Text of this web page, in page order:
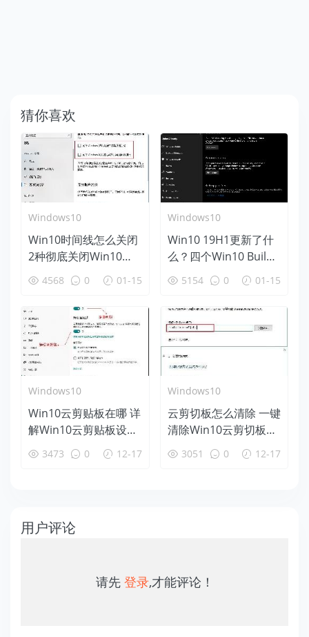
猜你喜欢
Windows10
Win10时间线怎么关闭
2种彻底关闭Win10时
间线方法
4568 0 01-15
Windows10
Win10 19H1更新了什
么？四个Win10 Build
18312新特性盘点
5154 0 01-15
Windows10
Win10云剪贴板在哪 详
解Win10云剪贴板设置
使用教程
3473 0 12-17
Windows10
云剪切板怎么清除 一键
清除Win10云剪切板方
法 3051 0 12-17
用户评论
请先 登录,才能评论！